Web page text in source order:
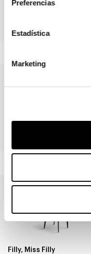
Preferencias
Estadística
Marketing
Filly, Miss Filly